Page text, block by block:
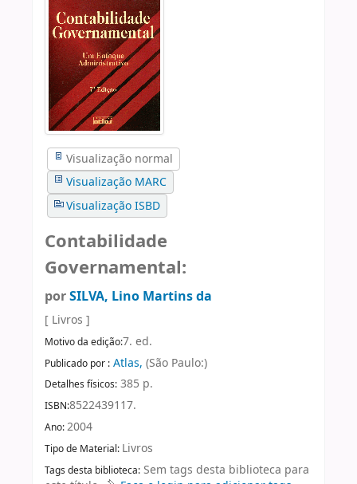
Visualização normal
Visualização MARC
Visualização ISBD
Contabilidade
Governamental:
porSILVA, Lino Martins da
[ Livros ]
Motivo da edição:7. ed.
Publicado por : Atlas, (São Paulo:)
Detalhes físicos: 385 p.
ISBN:8522439117.
Ano:2004
Tipo de Material: Livros
Tags desta biblioteca: Sem tags desta biblioteca para